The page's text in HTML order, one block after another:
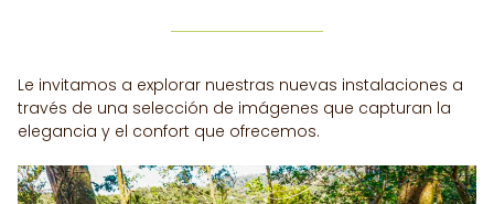
Le invitamos a explorar nuestras nuevas instalaciones a
través de una selección de imágenes que capturan la
elegancia y el confort que ofrecemos.